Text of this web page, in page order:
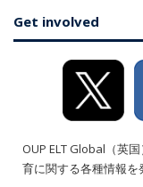
Get involved
OUP ELT Global（英
育に関する各種情報を